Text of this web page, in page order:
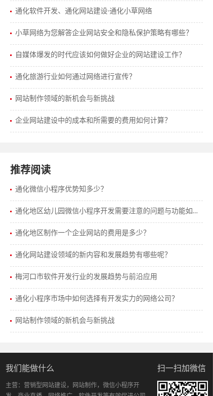
通化软件开发、通化网站建设-通化小草网络
小草网络为您解答企业网站安全和隐私保护策略有哪些？
自媒体爆发的时代应该如何做好企业的网站建设工作？
通化旅游行业如何通过网络进行宣传？
网站制作领域的新机会与新挑战
企业网站建设中的成本和所需要的费用如何计算？
推荐阅读
通化微信小程序优势知多少？
通化地区幼儿园微信小程序开发需要注意的问题与功能如何搭配？
通化地区制作一个企业网站的费用是多少？
通化网站建设领域的新内容和发展趋势有哪些呢？
梅河口市软件开发行业的发展趋势与前沿应用
通化小程序市场中如何选择有开发实力的网络公司？
网站制作领域的新机会与新挑战
我们能做什么
主营：营销型网站建设，网站制作，微信小程序开
扫一扫加微信